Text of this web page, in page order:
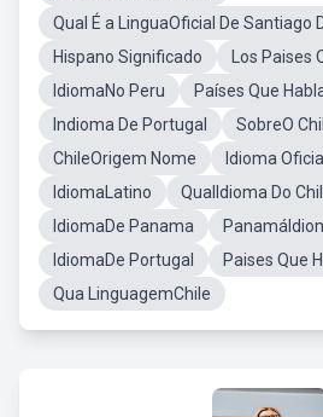
Qual É a LinguaOficial De Santiago
Hispano Significado
Los Paises
IdiomaNo Peru
Países Que
Indioma De Portugal
SobreO
ChileOrigem Nome
Idioma
IdiomaLatino
QualIdioma Do
IdiomaDe Panama
IdiomaDe Portugal
Paises Que
Qua LinguagemChile